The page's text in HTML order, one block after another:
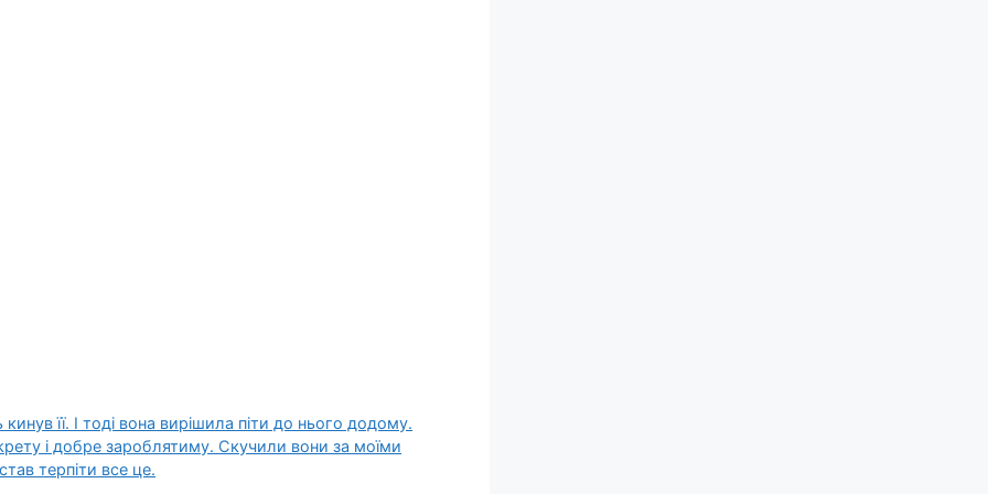
її. І тоді вона вирішила піти до нього додому.
і добре зароблятиму. Скучили вони за моїми
терпіти все це.